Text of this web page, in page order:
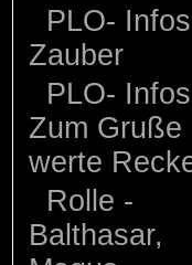
PLO- Infos
Zauber
PLO- Infos
Zum Gruße
werte
Rolle -
Balthasar,